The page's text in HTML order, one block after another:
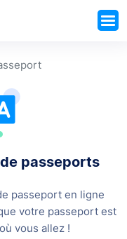
passeports
passeport en ligne
votre passeport est
vous allez !